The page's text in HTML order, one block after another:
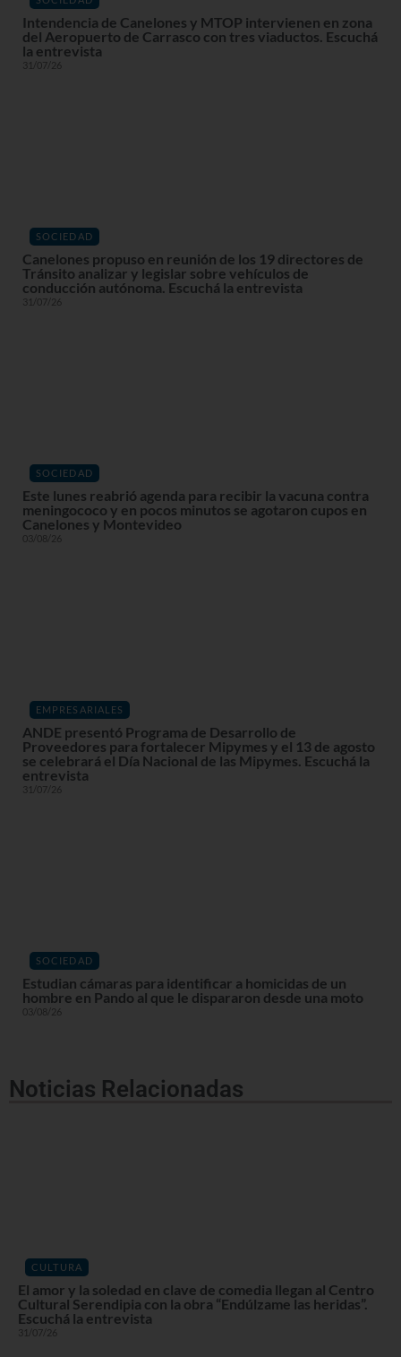
Intendencia de Canelones y MTOP intervienen en zona
del Aeropuerto de Carrasco con tres viaductos. Escuchá
la entrevista
31/07/26
SOCIEDAD
Canelones propuso en reunión de los 19 directores de
Tránsito analizar y legislar sobre vehículos de
conducción autónoma. Escuchá la entrevista
31/07/26
SOCIEDAD
Este lunes reabrió agenda para recibir la vacuna contra
meningococo y en pocos minutos se agotaron cupos en
Canelones y Montevideo
03/08/26
EMPRESARIALES
ANDE presentó Programa de Desarrollo de
Proveedores para fortalecer Mipymes y el 13 de agosto
se celebrará el Día Nacional de las Mipymes. Escuchá la
entrevista
31/07/26
SOCIEDAD
Estudian cámaras para identificar a homicidas de un
hombre en Pando al que le dispararon desde una moto
03/08/26
Noticias Relacionadas
CULTURA
El amor y la soledad en clave de comedia llegan al Centro
Cultural Serendipia con la obra “Endúlzame las heridas”.
Escuchá la entrevista
31/07/26